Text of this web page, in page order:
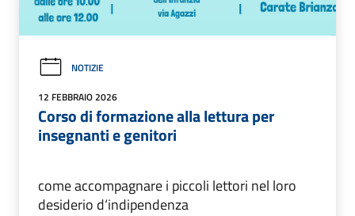
NOTIZIE
12 FEBBRAIO 2026
Corso di formazione alla lettura per
insegnanti e genitori
come accompagnare i piccoli lettori nel loro
desiderio d‘indipendenza